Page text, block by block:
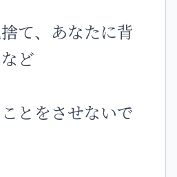
捨て、あなたに背
ど
とをさせないで